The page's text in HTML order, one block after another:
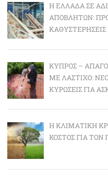
Η ΕΛΛΆΔΑ ΣΕ
ΑΠΟΒΛΉΤΩΝ:
ΚΑΘΥΣΤΕΡΉΣΕΙΣ
ΚΎΠΡΟΣ –
ΜΕ ΛΆΣΤΙΧΟ:
ΚΥΡΏΣΕΙΣ ΓΙΑ
Η ΚΛΙΜΑΤΙΚΉ
ΚΌΣΤΟΣ ΓΙΑ